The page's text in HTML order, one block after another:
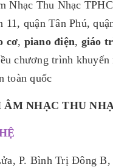
Nhạc Thu Nhạc
11, quận Tân Phú,
cơ, piano điện, giáo
chương trình khuyến
toàn quốc
ÂM NHẠC THU
P. Bình Trị Đông B,